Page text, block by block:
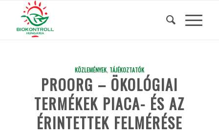
KÖZLEMÉNYEK, TÁJÉKOZTATÓK
PROORG – ÖKOLÓGIAI
TERMÉKEK PIACA- ÉS AZ
ÉRINTETTEK FELMÉRÉSE